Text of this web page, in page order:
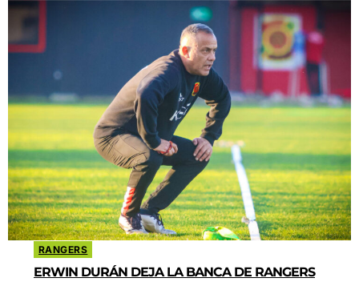
RANGERS
ERWIN DURÁN DEJA LA BANCA DE RANGERS